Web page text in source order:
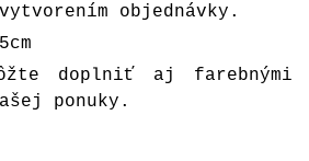
objednávky.
doplniť aj farebnými
ponuky.